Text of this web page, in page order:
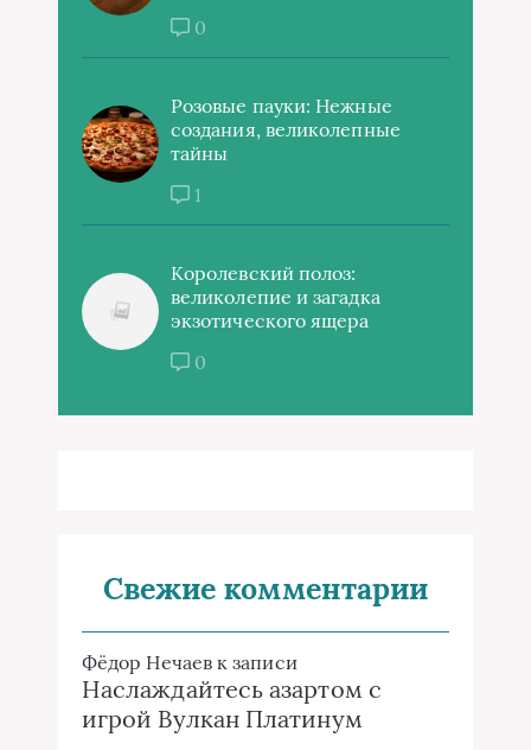
0
Розовые пауки: Нежные
создания, великолепные
тайны
1
Королевский полоз:
великолепие и загадка
экзотического ящера
0
Свежие комментарии
Фёдор Нечаевк записи
Наслаждайтесь азартом с
игрой Вулкан Платинум